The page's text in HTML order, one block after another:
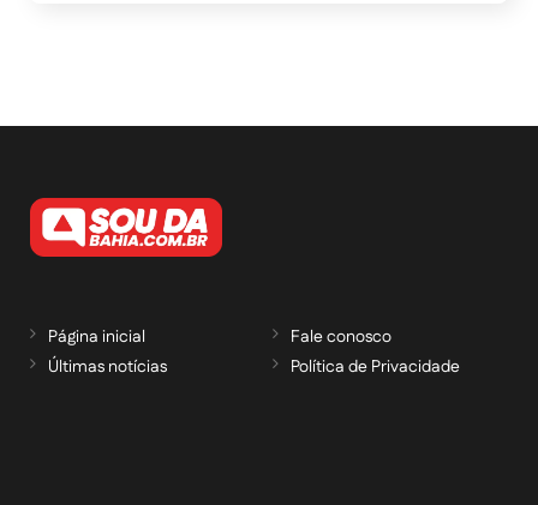
Página inicial
Últimas notícias
Fale conosco
Política de Privacidade